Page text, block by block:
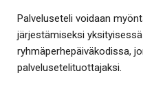
Palveluseteli voidaan
järjestämiseksi
ryhmäperhepäiväkodissa,
palvelusetelituottajaksi.